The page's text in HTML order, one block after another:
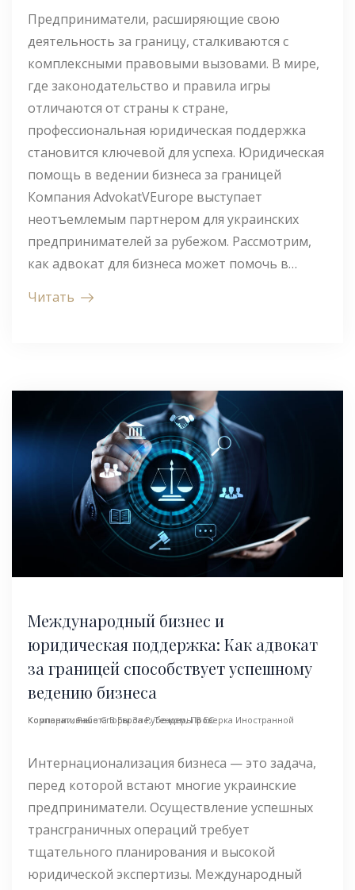
Предприниматели, расширяющие свою
деятельность за границу, сталкиваются с
комплексными правовыми вызовами. В мире,
где законодательство и правила игры
отличаются от страны к стране,
профессиональная юридическая поддержка
становится ключевой для успеха. Юридическая
помощь в ведении бизнеса за границей
Компания AdvokatVEurope выступает
неотъемлемым партнером для украинских
предпринимателей за рубежом. Рассмотрим,
как адвокат для бизнеса может помочь в…
Читать
Международный бизнес и
юридическая поддержка: Как адвокат
за границей способствует успешному
ведению бизнеса
Корпоративные Споры За Рубежом,
Проверка Иностранной Компании,Работа В Европе,Тендеры В ЕС
Интернационализация бизнеса — это задача,
перед которой встают многие украинские
предприниматели. Осуществление успешных
трансграничных операций требует
тщательного планирования и высокой
юридической экспертизы. Международный